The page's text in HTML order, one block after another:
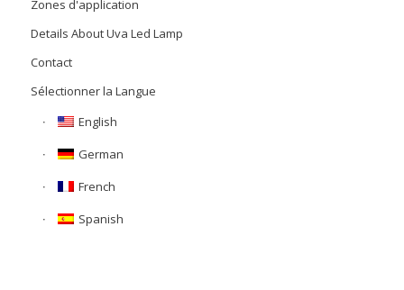
Zones d'application
Details About Uva Led Lamp
Contact
Sélectionner la Langue
English
German
French
Spanish